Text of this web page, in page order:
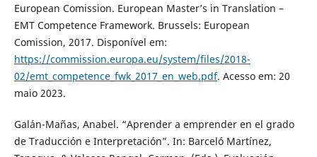
European Comission. European Master’s in Translation –
EMT Competence Framework. Brussels: European
Comission, 2017. Disponível em:
https://commission.europa.eu/system/files/2018-
02/emt_competence_fwk_2017_en_web.pdf. Acesso em: 20
maio 2023.
Galán-Mañas, Anabel. “Aprender a emprender en el grado
de Traducción e Interpretación”. In: Barceló Martínez,